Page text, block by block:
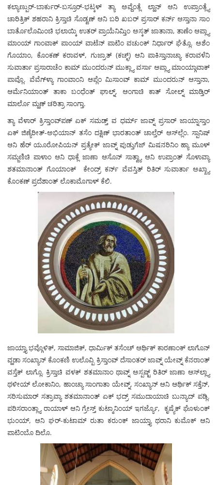
ಕಲ್ಯಾಣ್ಪುರ್-ಬಾರ್ಕುರ್-ಬಸ್ರೂರ್-ಭಟ್ಕಳ್ ತ್ಯಾ ಅವ್ದೆಂತ್ಲೆ ಲ್ಹಾನ್ ಆನಿ ಉಪ್ರಾಂತ್ಲ್ಯೆ
ಚಾರಿತ್ರಿಕ್ ಶಹರಾನಿ ಕ್ರಿಸ್ತಾಚಿ ಸೊಡ್ವಣ್ ಆನಿ ಬರಿ ಖಬರ್ ಪ್ರಸಾರ್ ಕರ್ನ್ ಆಸ್ತಾನಾ ಸಾಂ
ಬಾರ್ತೊಲೊಮಿಂಚಿ ಭಲಾಯ್ಕಿ ಉತರ್ ಪ್ರಾಯೆನಿಮ್ತಿಂ ಅಸ್ಕತ್ ಜಾತಾನಾ, ತಾಣೆಂ ಆಪ್ಲ್ಯಾ
ಮಾಂಯ್ ಗಾಂವಾಕ್ ಪಾಂಯ್ ವಾಟೆನ್ ಪಾಟಿಂ ವಚುಂಕ್ ನಿರ್ಧಾರ್ ಘೆತ್ಲೊ. ಅಶೆಂ
ಗೊಯಾಂ, ಕೊಂಕಣ್ ಕರಾವಳ್, ಗುಜ್ರಾತ್ (ಕಚ್ಛ್) ಆನಿ ಪಾಕಿಸ್ತಾನಾಚ್ಯಾ ಕರಾವಳೆನಿ
ಸುವಾರ್ತಾ ಪ್ರಸಾರಾಚೆಂ ಕಾಮ್ ಮುಂದರುನ್ ಮುಕ್ಲ್ಯಾ ವರ್ಸಾ ಆಪ್ಲ್ಯಾ ಮಾಂಯ್ಗಾವಾಕ್
ಪಾವ್ಲೊ. ವೆವೆಗ್‍ಳ್ಯಾ ಗಾಂವಾಂನಿ ಆಪ್ಲೆಂ ಮಿಸಾಂವ್ ಕಾಮ್ ಮುಂದರುನ್ ಆಸ್ತಾನಾ,
ಆರ್ಮೆನಿಯಾಂತ್ ತಾಕಾ ಬಂಧೆಂತ್ ಘಾಲ್ನ್, ಆಂಗಾಚಿ ಕಾತ್ ಸೋಲ್ನ್ ಮಾಡ್ತಿರ್
ಮಾರ್ಲೊ ಮ್ಹಣ್ ಚರಿತ್ರಾ ಸಾಂಗ್ತಾ.
ತ್ಯಾ ವೆಳಾರ್ ಕ್ರಿಸ್ತಾಂವ್‍ಪಣ್ ಏಕ್ ಸಮಡ್ತ್ ವ ಧರ್ಮ್ ಜಾವ್ನ್ ಪ್ರಸಾರ್ ಜಾಯ್ನಾಸ್ತಾಂ
ಏಕ್ ಜಿಣ್ಯೆರೀತ್-ಅಭಿಯಾನ್ ತಸೆಂ ದಕ್ಷಿಣ್ ಭಾರತಾಂತ್ ಚಾಲ್ತೆರ್ ಆಸ್‍ಲ್ಲೆಂ. ಸ್ಪಾನಿಷ್
ಆನಿ ಹೆರ್ ಯೂರೋಪಿಯನ್ ಪ್ರತ್ಯೇಕ್ ಜಾವ್ನ್ ಪುಡ್ತುಗೆಜ್ ಮಿಷನರಿನಿಂ ಹ್ಯಾ ಮೂಳ್
ಸಮ್ಜಣಿಚಿ ಪಾಳಾಂ ಆನಿ ಧಾಕ್ಲೆ ಜಾಣಾ ಆಸೊನ್ ಸಾತ್ವ್ಯಾ ಆನಿ ಉಪ್ರಾಂತ್ ಸೊಳಾವ್ಯಾ
ಶತಮಾನಾಂತ್ ಗೊಯಾಂಕ್ ಕೇಂದ್ರ್ ಕರ್ನ್ ವೆವಸ್ತಿತ್ ರಿತಿರ್ ಸುವಾರ್ತಾ ಅಖ್ಖ್ಯಾ
ಕೊಂಕಣ್ ಪ್ರದೆಶಾಂತ್ ಲೊಕಾಮೊಗಾಳ್ ಕೆಲಿ.
ಜಾಯ್ತ್ಯಾ ಭವ್ಗೊಳಿಕ್, ಸಾಮಾಜಿಕ್, ಧಾರ್ಮಿಕ್ ತಸೆಂಚ್ ಆರ್ಥಿಕ್ ಕಾರಣಾಂಕ್ ಲಾಗೊನ್
ವ್ಹಡಾ ಸಂಖ್ಯಾನ್ ಕೊಂಕಣಿ ಉಲೊವ್ಪಿ ಕ್ರಿಸ್ತಾಂವ್ ದೆಸಾಂತರ್ ಜಾವ್ನ್ ಯೇವ್ನ್ ಕೆನರಾಂತ್
ವಸ್ತೆಕ್ ಲಾಗ್ಲೊ. ಕ್ರಿಸ್ತಾಚಿ ವಳಕ್ ಶತಮಾನಾಂ ಥಾವ್ನ್ ಅಸ್ಪಷ್ಟ್ ರಿತಿರ್ ಜಾಣಾ ಆಸ್‍ಲ್ಲ್ಯಾ
ಥಳೀಯ್ ಲೋಕಾನಿಂ, ಹಾಂಚ್ಯಾ ಸಾಂಗಾತಾ ಯೇವ್ನ್, ಸಂಖ್ಯಾನ್ ಆನಿ ಆರ್ಥಿಕ್ ಸಕ್ತೆನ್,
ಸರಿಸುಮಾರ್ ಸತ್ರಾವ್ಯಾ ಶತಮಾನಾಂತ್ ಏಕ್ ಭದ್ರ್ ಸಮುದಾಯಾಚಿ ಬುನ್ಯಾದ್ ಪಡ್ಲಿ.
ಪರಿಸರಾಂತ್ಲ್ಯಾ ರಾಯಾಳ್ ಆನಿ ಗ್ರೇಸ್ತ್ ಕುಟ್ಮಾನಿಂಯ್ ಇಗರ್ಜ್ಯೊ, ಕೃಷ್ಯೆಕ್ ಘೊಳುಂಕ್
ಭುಂಯ್, ಆನಿ ಘರ್-ಕುಟಾಮ್ ರುತಾ ಕರುಂಕ್ ಜಾಯ್ತ್ಯಾ ಥರಾನಿ ಕುಮೊಕ್ ಆನಿ
ಪಾಟಿಂಬೊ ದಿಲೊ.